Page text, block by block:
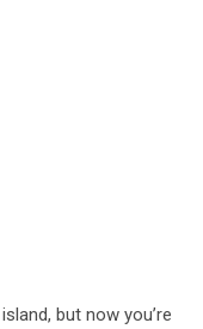
but now you’re